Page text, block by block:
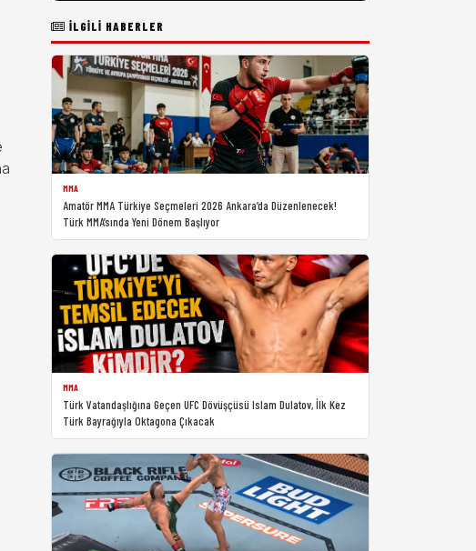
İLGILI HABERLER
MMA
Amatör MMA Türkiye Seçmeleri 2026 Ankara’da Düzenlenecek!
Türk MMA’sında Yeni Dönem Başlıyor
MMA
Türk Vatandaşlığına Geçen UFC Dövüşçüsü Islam Dulatov, İlk Kez
Türk Bayrağıyla Oktagona Çıkacak